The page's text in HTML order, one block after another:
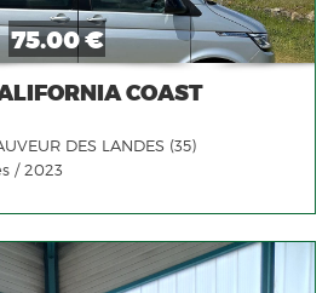
75.00 €
COAST
DES LANDES (35)
/ 2023